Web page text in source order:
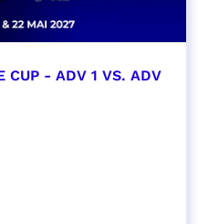
CUP - ADV 1 VS. ADV